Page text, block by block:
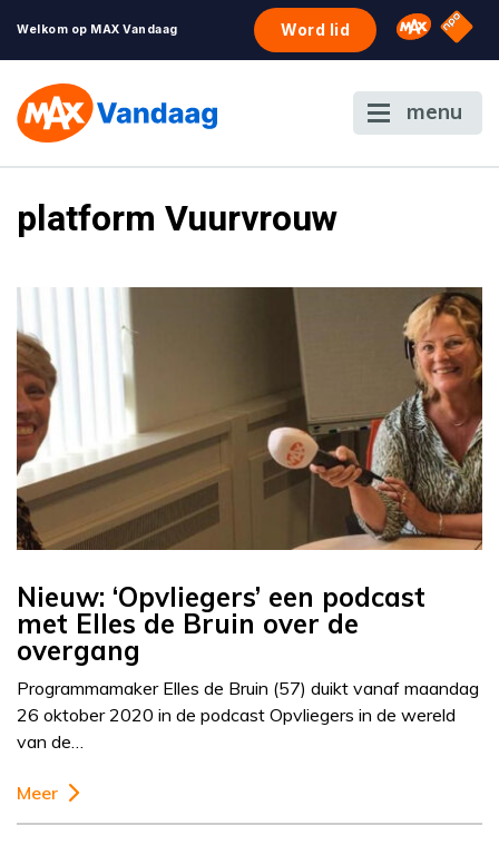
Welkom op MAX Vandaag Word lid Omroep
NPO
menu
platform Vuurvrouw
Nieuw: ‘Opvliegers’ een podcast
met Elles de Bruin over de
overgang
Programmamaker Elles de Bruin (57) duikt vanaf maandag
26 oktober 2020 in de podcast Opvliegers in de wereld
van de…
Meer